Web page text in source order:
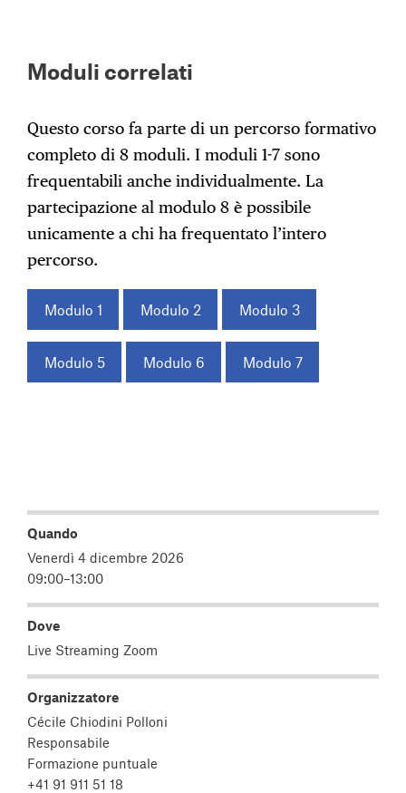
Moduli correlati
Questo corso fa parte di un percorso formativo
completo di 8 moduli. I moduli 1-7 sono
frequentabili anche individualmente. La
partecipazione al modulo 8 è possibile
unicamente a chi ha frequentato l’intero
percorso.
Modulo 1 Modulo 2 Modulo 3
Modulo 5 Modulo 6 Modulo 7
Quando
Venerdì 4 dicembre 2026
09:00–13:00
Dove
Live Streaming Zoom
Organizzatore
Cécile Chiodini Polloni
Responsabile
Formazione puntuale
+41 91 911 51 18